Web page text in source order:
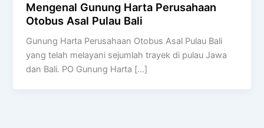
Mengenal Gunung Harta Perusahaan
Otobus Asal Pulau Bali
Gunung Harta Perusahaan Otobus Asal Pulau Bali
yang telah melayani sejumlah trayek di pulau Jawa
dan Bali. PO Gunung Harta […]